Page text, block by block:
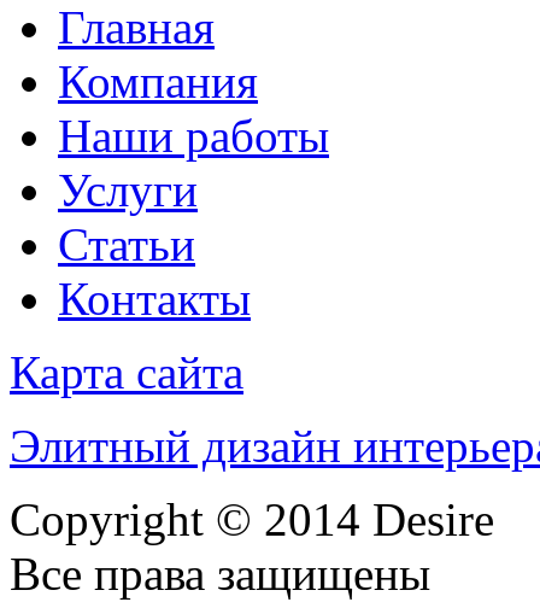
Главная
Компания
Наши работы
Услуги
Статьи
Контакты
Карта сайта
Элитный дизайн
Copyright © 2014 Desire
Все права защищены